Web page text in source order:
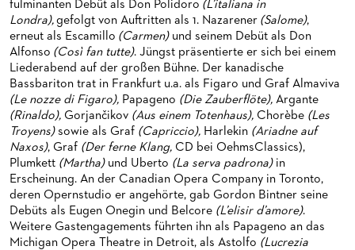
HAPPY NEW EARS
FÜHRUNGEN EXKLUSIV FÜR ABONNENT*INNEN
FRIEDMAN IN DER OPER
SNEAK IN
MUSEUMSUFERFEST 2026
BRÜCHE – DEMORKATIE IN ZEITEN IHRER REGRESSION
SILVESTERFEIER
FÜR ERWACHSENE
FÜR KITAS UND SCHULEN
PRODUKTIONS­TEAMS
DIRIGENTEN / REPETITOREN
OPERNSTUDIO
THEATERLEITUNG
KÜNSTLERISCHER BETRIEB OPER
STÄDTISCHE BÜHNEN FRANKFURT GMBH
ORCHESTER
DAS FRANKFURTER OPERN- UND MUSEUMS­ORCHESTER
CHOR
fulminanten Debüt als Don Polidoro (L’italiana in
Londra),gefolgt von Auftritten als 1. Nazarener (Salome),
erneut als Escamillo (Carmen) und seinem Debüt als Don
Alfonso (Così fan tutte). Jüngst präsentierte er sich bei einem
Liederabend auf der großen Bühne. Der kanadische
Bassbariton trat in Frankfurt u.a. als Figaro und Graf Almaviva
(Le nozze di Figaro), Papageno (Die Zauberflöte), Argante
(Rinaldo), Gorjančikov (Aus einem Totenhaus), Chorèbe (Les
Troyens)sowie als Graf (Capriccio), Harlekin (Ariadne auf
Naxos), Graf (Der ferne Klang, CD bei OehmsClassics),
Plumkett (Martha)und Uberto (La serva padrona)in
Erscheinung. An der Canadian Opera Company in Toronto,
deren Opernstudio er angehörte, gab Gordon Bintner seine
Debüts als Eugen Onegin und Belcore (L’elisir d’amore).
Weitere Gastengagements führten ihn als Papageno an das
Michigan Opera Theatre in Detroit, als Astolfo (Lucrezia